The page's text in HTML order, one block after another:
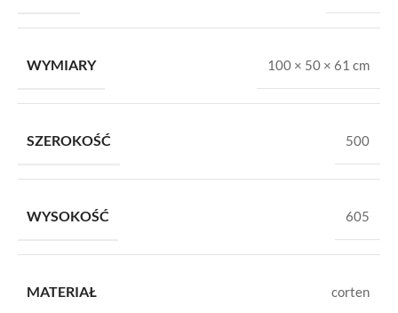
WYMIARY 100 × 50 × 61 cm
SZEROKOŚĆ 500
WYSOKOŚĆ 605
MATERIAŁ corten